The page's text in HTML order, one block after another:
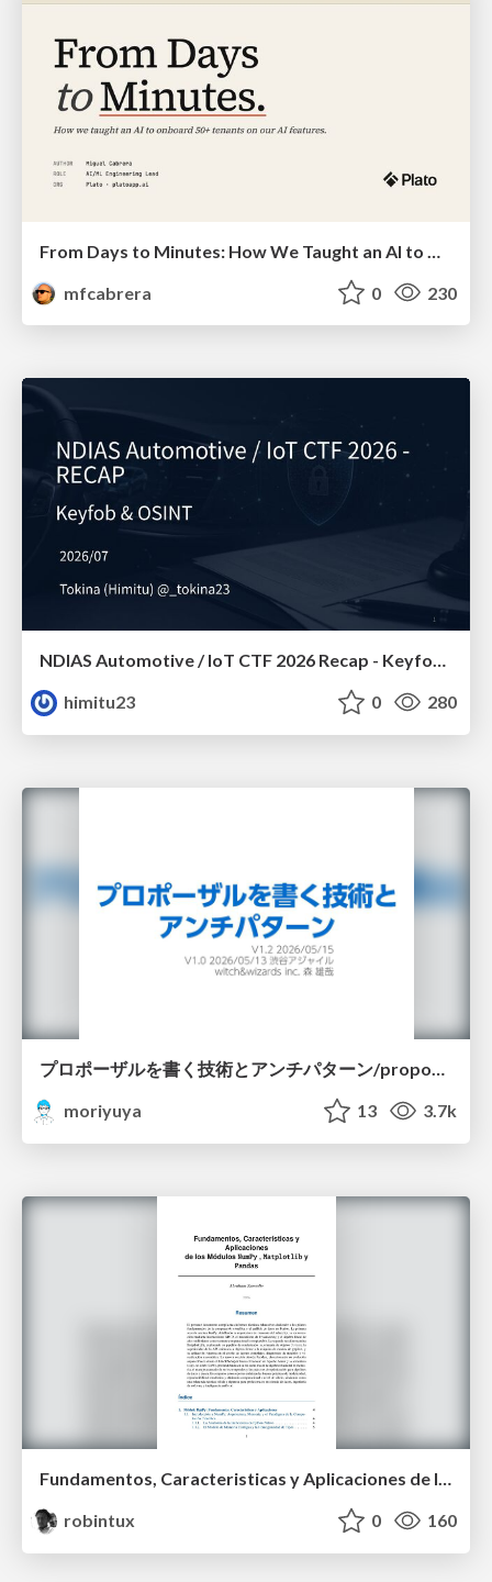
mfcabrera
0 230
NDIAS Automotive / IoT CTF 2026 Recap - Keyfob & OSINT
himitu23
0 280
プロポーザルを書く技術とアンチパターン/proposal-writing-and-antipatterns
moriyuya
13 3.7k
robintux
0 160